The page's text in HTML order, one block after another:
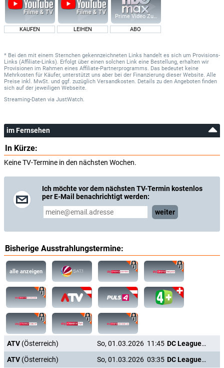
KAUFEN LEIHEN
Prime Video Zusatz-Kanäle
ABO
* Bei den mit einem Sternchen gekennzeichneten Links handelt es sich um Provisions-
Links (Affiliate-Links). Erfolgt über einen solchen Link eine Bestellung, erhalten wir
Provisionen im Rahmen eines Affiliate-Partnerprogramms. Das bedeutet keine
Mehrkosten für Käufer, unterstützt uns aber bei der Finanzierung dieser Website. Alle
Preise inkl. MwSt. und ggf. zuzüglich Versandkosten. Details zu den Angeboten finden
sich auf der jeweiligen Webseite.
Streaming-Daten via JustWatch.
im Fernsehen
In Kürze:
Keine TV-Termine in den nächsten Wochen.
Ich möchte vor dem nächsten TV-Termin kostenlos
per E-Mail benachrichtigt werden:
weiter
Bisherige Ausstrahlungstermine:
alle anzeigen
ATV (Österreich) So, 01.03.2026 11:45
DC League of Super-Pets
ATV (Österreich) So, 01.03.2026 03:35
DC League of Super-Pets